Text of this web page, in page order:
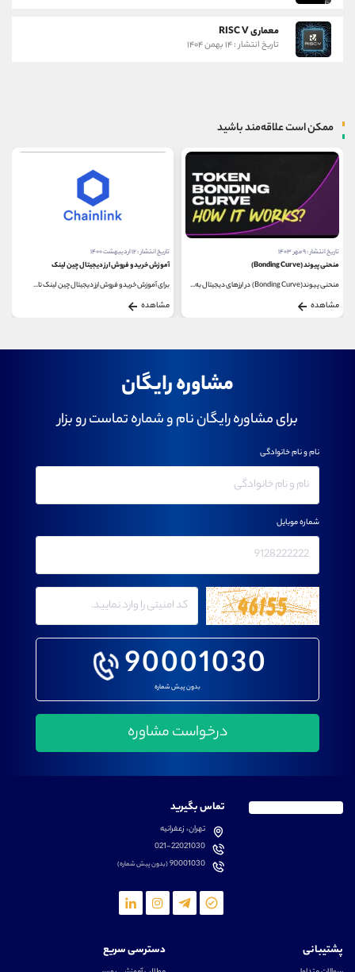
معماری RISC V
تاریخ انتشار : ۱۴ بهمن ۱۴۰۴
ممکن است علاقه‌مند باشید
تاریخ انتشار : ۹ مهر ۱۴۰۳
منحنی پیوند (Bonding Curve)
منحنی پیوند(Bonding Curve) در ارزهای دیجیتال به...
مشاهده
تاریخ انتشار : ۱۲ اردیبهشت ۱۴۰۰
آموزش خرید و فروش ارز دیجیتال چین لینک
برای آموزش خرید و فروش ارز دیجیتال چین لینک تا...
مشاهده
مشاوره رایگان
برای مشاوره رایگان نام و شماره تماست رو بزار
90001030
بدون پیش شماره
نام و نام خانوادگی
شماره موبایل
تماس بگیرید
تهران، زعفرانیه
021-22021030
90001030(بدون پیش شماره)
پشتیبانی دسترسی سریع